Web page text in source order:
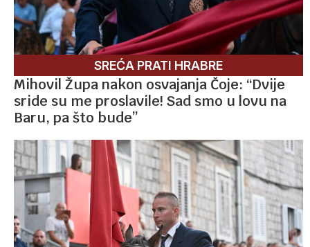
SREĆA PRATI HRABRE
Mihovil Župa nakon osvajanja Čoje: “Dvije
sride su me proslavile! Sad smo u lovu na
Baru, pa što bude”